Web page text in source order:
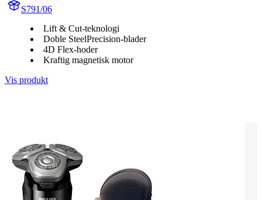
S791/06
Lift & Cut-teknologi
Doble SteelPrecision-blader
4D Flex-hoder
Kraftig magnetisk motor
Vis produkt